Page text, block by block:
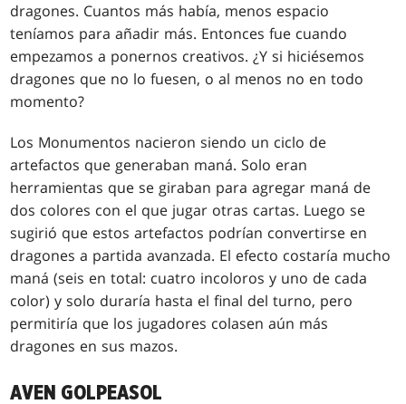
dragones. Cuantos más había, menos espacio
teníamos para añadir más. Entonces fue cuando
empezamos a ponernos creativos. ¿Y si hiciésemos
dragones que no lo fuesen, o al menos no en todo
momento?
Los Monumentos nacieron siendo un ciclo de
artefactos que generaban maná. Solo eran
herramientas que se giraban para agregar maná de
dos colores con el que jugar otras cartas. Luego se
sugirió que estos artefactos podrían convertirse en
dragones a partida avanzada. El efecto costaría mucho
maná (seis en total: cuatro incoloros y uno de cada
color) y solo duraría hasta el final del turno, pero
permitiría que los jugadores colasen aún más
dragones en sus mazos.
AVEN GOLPEASOL